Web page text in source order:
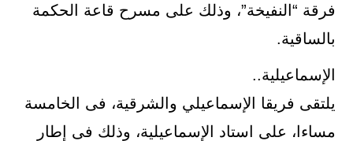
فرقة “النفيخة”، وذلك على مسرح قاعة الحكمة
بالساقية.
الإسماعيلية..
يلتقى فريقا الإسماعيلي والشرقية، فى الخامسة
مساءا، على استاد الإسماعيلية، وذلك فى إطار